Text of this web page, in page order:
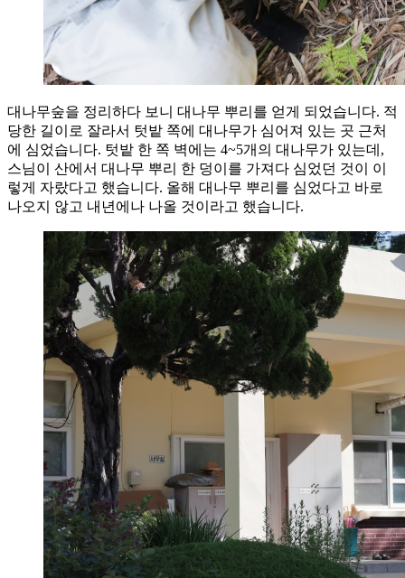
대나무숲을 정리하다 보니 대나무 뿌리를 얻게 되었습니다. 적
당한 길이로 잘라서 텃밭 쪽에 대나무가 심어져 있는 곳 근처
에 심었습니다. 텃밭 한 쪽 벽에는 4~5개의 대나무가 있는데,
스님이 산에서 대나무 뿌리 한 덩이를 가져다 심었던 것이 이
렇게 자랐다고 했습니다. 올해 대나무 뿌리를 심었다고 바로
나오지 않고 내년에나 나올 것이라고 했습니다.